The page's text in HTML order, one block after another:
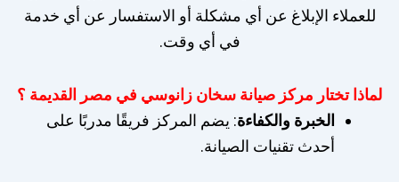
للعملاء الإبلاغ عن أي مشكلة أو الاستفسار عن أي خدمة
في أي وقت.
لماذا تختار مركز صيانة سخان زانوسي في مصر القديمة ؟
الخبرة والكفاءة: يضم المركز فريقًا مدربًا على
أحدث تقنيات الصيانة.